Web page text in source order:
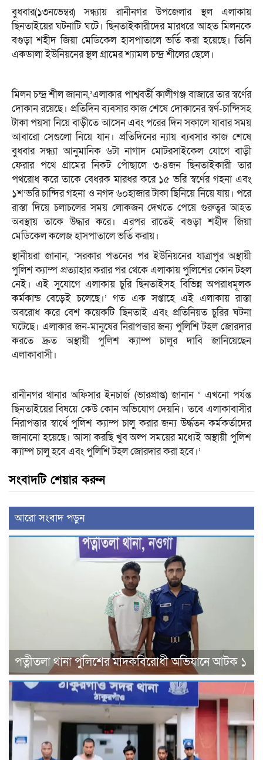
বুধবার(১৩নভেম্বর) সন্ধ্যায় রানীনগর উপজেলার স্থল এলাকায়
ছিনতাইয়ের ঘটনাটি ঘটে। ছিনতাইকারীদের মারধরে আহত মিলনকে
বগুড়া শহীদ জিয়া মেডিকেল হাসপাতালে ভর্তি করা হয়েছে। তিনি
একডালা ইউনিয়নের স্থল গ্রামের শ্যামল চন্দ্র শীলের ছেলে।
মিলন চন্দ্র শীল জানান,’এলাকার পাশ্ববর্তী কালীগঞ্জ বাজারে তার স্বর্ণের
দোকান রয়েছে। প্রতিদিন ব্যবসার কাজ শেষে দোকানের স্বর্ণ-চান্দিসহ
টাকা পয়সা নিয়ে বাড়ীতে আসেন এবং পরের দিন সকালে যাবার সময়
আবারো সেগুলো নিয়ে যান। প্রতিদিনের ন্যায় ব্যবসার কাজ শেষে
বুধবার সন্ধ্যা আনুমানিক ৬টা নাগাদ মোটরসাইকেল যোগে বাড়ী
ফেরার পথে গ্রামের নিকট পোঁছালে ৩-৪জন ছিনতাইকারী তার
পথরোধ করে তাকে বেধরক মারধর করে ১৫ ভরি স্বর্ণের গহনা এবং
১শ’ভরি চান্দির গহনা ও নগদ ৬০হাজার টাকা ছিনিয়ে নিয়ে যায়। পরে
রাস্তা দিয়ে চলাচলের সময় লোকজন দেখতে পেয়ে গুরুত্বর আহত
অবস্থায় তাকে উদ্ধার করে। এরপর রাতেই বগুড়া শহীদ জিয়া
মেডিকেল কলেজ হাসপাতালে ভর্তি করায়।
স্থানীয়রা জানান, ‘সরকার পতনের পর ইউনিয়নের যাত্রাপুর অস্থায়ী
পুলিশ ক্যাম্প প্রত্যাহার করার পর থেকে এলাকায় পুলিশের কোন টহল
নেই। এই সুযোগে এলাকায় চুরি ছিনতাইসহ বিভিন্ন অপরাধমূলক
কর্মকান্ড বেড়েই চলেছে।’ গত এক সপ্তাহে এই এলাকায় রাস্তা
অবরোধ করে বেশ কয়েকটি ছিনতাই এবং প্রতিনিয়ত চুরির ঘটনা
ঘটেছে। এলাকার জন-মানুষের নিরাপত্তার জন্য পুলিশি টহল জোরদার
করতে দ্রুত অস্থায়ী পুলিশ ক্যাম্প চালুর দাবি জানিয়েছেন
এলাকাবাসী।
রানীনগর থানার অফিসার ইনচার্জ (ভারপ্রাপ্ত) জানান ‘ এখনো পর্যন্ত
ছিনতাইয়ের বিষয়ে কেউ কোন অভিযোগ দেয়নি। তবে এলাকাবাসীর
নিরাপত্তার স্বার্থে পুলিশ ক্যাম্প চালু করার জন্য উর্দ্ধতন কর্মকর্তাদের
জানানো হয়েছে। আসা করছি খুব অল্প সময়ের মধ্যেই অস্থায়ী পুলিশ
ক্যাম্প চালু হবে এবং পুলিশি টহল জোরদার করা হবে।’
সংবাদটি শেয়ার করুন
আরো সংবাদ পড়ুন
পত্নীতলা থানা পুলিশের মাদকবিরোধী অভিযানে আটক ১